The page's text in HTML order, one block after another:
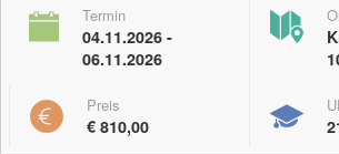
Digitale Kompetenzen
Termin
04.11.2026 -
06.11.2026
Preis
€ 810,00